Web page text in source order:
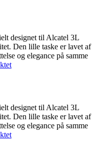
designet til Alcatel 3L
Den lille taske er lavet af
og elegance på samme
designet til Alcatel 3L
Den lille taske er lavet af
og elegance på samme